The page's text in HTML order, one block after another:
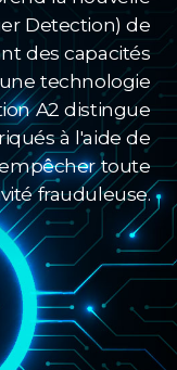
Detection) de
des capacités
technologie
A2 distingue
à l'aide de
toute
frauduleuse.